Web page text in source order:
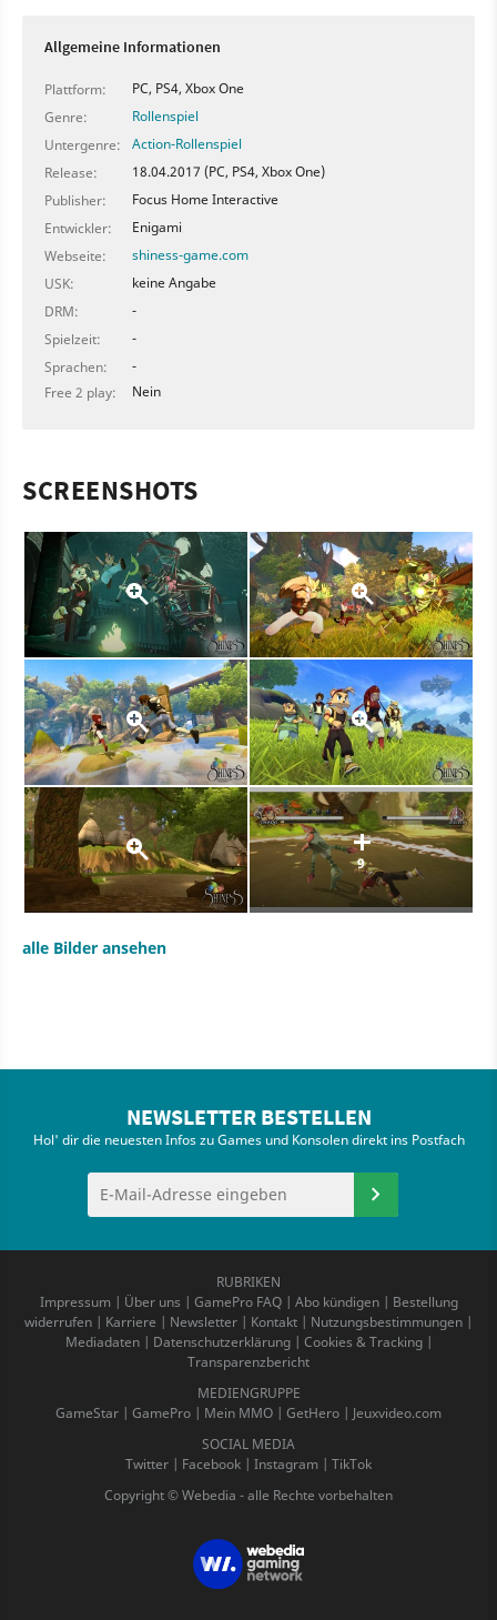
Allgemeine Informationen
Plattform:
PC, PS4, Xbox One
Genre:
Rollenspiel
Untergenre:
Action-Rollenspiel
Release:
18.04.2017 (PC, PS4, Xbox One)
Publisher:
Focus Home Interactive
Entwickler:
Enigami
Webseite:
shiness-game.com
USK:
keine Angabe
DRM:
-
Spielzeit:
-
Sprachen:
-
Free 2 play:
Nein
SCREENSHOTS
9
alle Bilder ansehen
NEWSLETTER BESTELLEN
Hol' dir die neuesten Infos zu Games und Konsolen direkt ins Postfach
RUBRIKEN
Impressum| Über uns | GamePro FAQ| Abo kündigen| Bestellung
widerrufen | Karriere | Newsletter | Kontakt | Nutzungsbestimmungen |
Mediadaten| Datenschutzerklärung| Cookies & Tracking|
Transparenzbericht
MEDIENGRUPPE
GameStar | GamePro | Mein MMO | GetHero | Jeuxvideo.com
SOCIAL MEDIA
Twitter | Facebook | Instagram | TikTok
Copyright © Webedia - alle Rechte vorbehalten